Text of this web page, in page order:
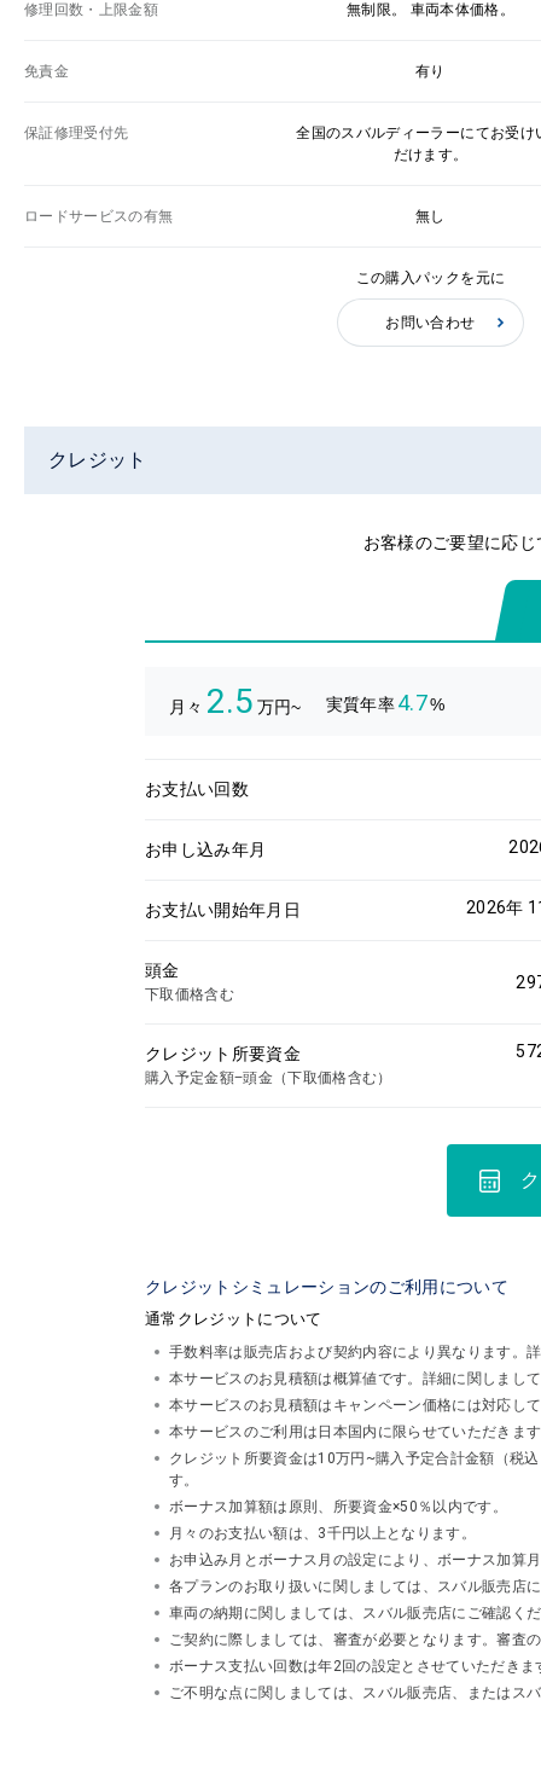
修理回数・上限金額 無制限。 車両本体価格。
免責金 有り
保証修理受付先
全国のスバルディーラーにてお受け
だけます。
ロードサービスの有無 無し
この購入パックを元に
お問い合わせ
クレジット
お客様のご要望に応
月々 2.5 万円~ 実質年率4.7%
お支払い回数
お申し込み年月
お支払い開始年月日 2026年
頭金
下取価格含む
クレジット所要資金
購入予定金額−頭金（下取価格含む）
クレジットシミュレーションのご利用について
通常クレジットについて
手数料率は販売店および契約内容により異なります。
本サービスのお見積額は概算値です。詳細に関しまし
本サービスのお見積額はキャンペーン価格には対応し
本サービスのご利用は日本国内に限らせていただきま
クレジット所要資金は10万円~購入予定合計金額（税
す。
ボーナス加算額は原則、所要資金×50％以内です。
月々のお支払い額は、3千円以上となります。
お申込み月とボーナス月の設定により、ボーナス加算
各プランのお取り扱いに関しましては、スバル販売店
車両の納期に関しましては、スバル販売店にご確認く
ご契約に際しましては、審査が必要となります。審査
ボーナス支払い回数は年2回の設定とさせていただきま
ご不明な点に関しましては、スバル販売店、またはス